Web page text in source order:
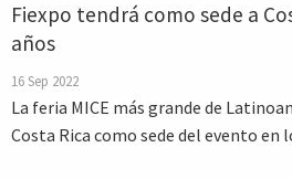
Fiexpo tendrá como sede a
años
16 Sep 2022
La feria MICE más grande de
Costa Rica como sede del evento en